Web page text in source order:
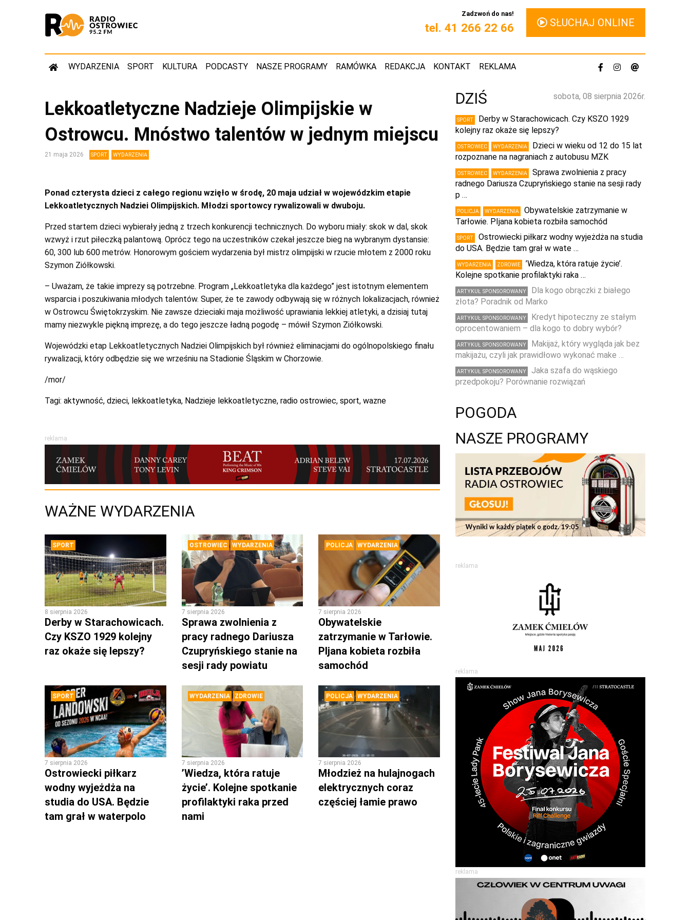
Zadzwoń do nas!
tel. 41 266 22 66 SŁUCHAJ ONLINE
WYDARZENIA SPORT KULTURA PODCASTY NASZE PROGRAMY RAMÓWKA REDAKCJA KONTAKT REKLAMA
Lekkoatletyczne Nadzieje Olimpijskie w
Ostrowcu. Mnóstwo talentów w jednym miejscu
21 maja 2026 SPORT WYDARZENIA
Ponad czterysta dzieci z całego regionu wzięło w środę, 20 maja udział w wojewódzkim etapie
Lekkoatletycznych Nadziei Olimpijskich. Młodzi sportowcy rywalizowali w dwuboju.
Przed startem dzieci wybierały jedną z trzech konkurencji technicznych. Do wyboru miały: skok w dal, skok
wzwyż i rzut piłeczką palantową. Oprócz tego na uczestników czekał jeszcze bieg na wybranym dystansie:
60, 300 lub 600 metrów. Honorowym gościem wydarzenia był mistrz olimpijski w rzucie młotem z 2000 roku
Szymon Ziółkowski.
– Uważam, że takie imprezy są potrzebne. Program „Lekkoatletyka dla każdego” jest istotnym elementem
wsparcia i poszukiwania młodych talentów. Super, że te zawody odbywają się w różnych lokalizacjach, również
w Ostrowcu Świętokrzyskim. Nie zawsze dzieciaki maja możliwość uprawiania lekkiej atletyki, a dzisiaj tutaj
mamy niezwykle piękną imprezę, a do tego jeszcze ładną pogodę – mówił Szymon Ziółkowski.
Wojewódzki etap Lekkoatletycznych Nadziei Olimpijskich był również eliminacjami do ogólnopolskiego finału
rywalizacji, który odbędzie się we wrześniu na Stadionie Śląskim w Chorzowie.
/mor/
Tagi: aktywność, dzieci, lekkoatletyka, Nadzieje lekkoatletyczne, radio ostrowiec, sport, wazne
reklama
WAŻNE WYDARZENIA
SPORT
8 sierpnia 2026
Derby w Starachowicach.
Czy KSZO 1929 kolejny
raz okaże się lepszy?
OSTROWIEC WYDARZENIA
7 sierpnia 2026
Sprawa zwolnienia z
pracy radnego Dariusza
Czupryńskiego stanie na
sesji rady powiatu
POLICJA WYDARZENIA
7 sierpnia 2026
Obywatelskie
zatrzymanie w Tarłowie.
PIjana kobieta rozbiła
samochód
SPORT
7 sierpnia 2026
Ostrowiecki piłkarz
wodny wyjeżdża na
studia do USA. Będzie
tam grał w waterpolo
WYDARZENIA ZDROWIE
7 sierpnia 2026
’Wiedza, która ratuje
życie’. Kolejne spotkanie
profilaktyki raka przed
nami
POLICJA WYDARZENIA
7 sierpnia 2026
Młodzież na hulajnogach
elektrycznych coraz
częściej łamie prawo
sobota, 08 sierpnia 2026r.
DZIŚ
SPORT
Derby w Starachowicach. Czy KSZO 1929
kolejny raz okaże się lepszy?
OSTROWIEC WYDARZENIA
Dzieci w wieku od 12 do 15 lat
rozpoznane na nagraniach z autobusu MZK
OSTROWIEC WYDARZENIA
Sprawa zwolnienia z pracy
radnego Dariusza Czupryńskiego stanie na sesji rady
p …
POLICJA WYDARZENIA
Obywatelskie zatrzymanie w
Tarłowie. PIjana kobieta rozbiła samochód
SPORT
Ostrowiecki piłkarz wodny wyjeżdża na studia
do USA. Będzie tam grał w wate …
WYDARZENIA ZDROWIE
’Wiedza, która ratuje życie’.
Kolejne spotkanie profilaktyki raka …
ARTYKUŁ SPONSOROWANY
Dla kogo obrączki z białego
złota? Poradnik od Marko
ARTYKUŁ SPONSOROWANY
Kredyt hipoteczny ze stałym
oprocentowaniem – dla kogo to dobry wybór?
ARTYKUŁ SPONSOROWANY
Makijaż, który wygląda jak bez
makijażu, czyli jak prawidłowo wykonać make …
ARTYKUŁ SPONSOROWANY
Jaka szafa do wąskiego
przedpokoju? Porównanie rozwiązań
POGODA
NASZE PROGRAMY
reklama
reklama
reklama